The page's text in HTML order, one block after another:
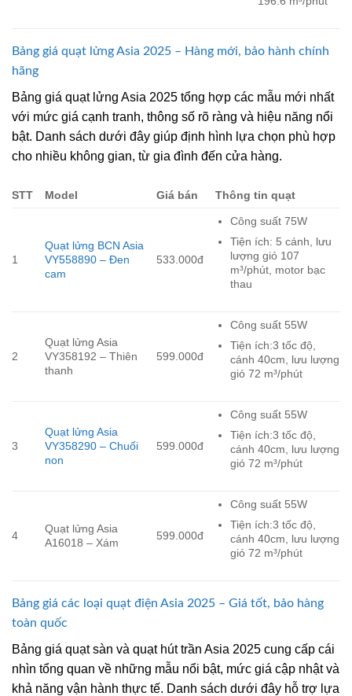
Bảng giá quạt lửng Asia 2025 – Hàng mới, bảo hành chính
hãng
Bảng giá quạt lửng Asia 2025 tổng hợp các mẫu mới nhất
với mức giá cạnh tranh, thông số rõ ràng và hiệu năng nổi
bật. Danh sách dưới đây giúp định hình lựa chọn phù hợp
cho nhiều không gian, từ gia đình đến cửa hàng.
STT Model Giá bán Thông tin quạt
1
Quạt lửng BCN Asia
VY558890 – Đen
cam
533.000đ
Công suất 75W
Tiện ích: 5 cánh, lưu
lượng gió 107
m³/phút, motor bạc
thau
2
Quạt lửng Asia
VY358192 – Thiên
thanh
599.000đ
Công suất 55W
Tiện ích:3 tốc độ,
cánh 40cm, lưu lượng
gió 72 m³/phút
3
Quạt lửng Asia
VY358290 – Chuối
non
599.000đ
Công suất 55W
Tiện ích:3 tốc độ,
cánh 40cm, lưu lượng
gió 72 m³/phút
4
Quạt lửng Asia
A16018 – Xám
599.000đ
Công suất 55W
Tiện ích:3 tốc độ,
cánh 40cm, lưu lượng
gió 72 m³/phút
Bảng giá các loại quạt điện Asia 2025 – Giá tốt, bảo hàng
toàn quốc
Bảng giá quạt sàn và quạt hút trần Asia 2025 cung cấp cái
nhìn tổng quan về những mẫu nổi bật, mức giá cập nhật và
khả năng vận hành thực tế. Danh sách dưới đây hỗ trợ lựa